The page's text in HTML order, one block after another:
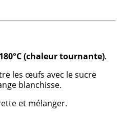
180°C (chaleur tournante).
les œufs avec le sucre
blanchisse.
et mélanger.